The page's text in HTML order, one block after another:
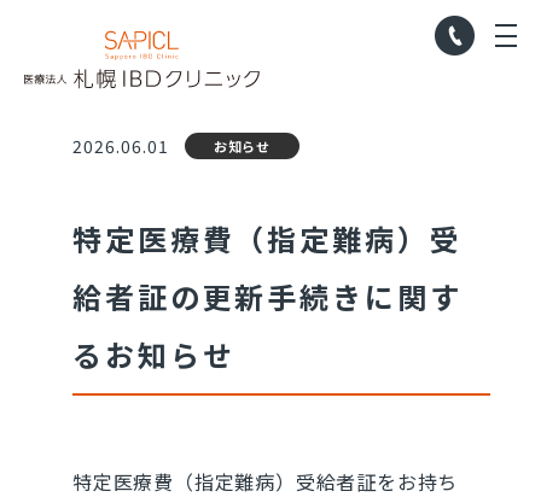
011-
の更新手続きに関するお知らせ
2026.06.01 お知らせ
特定医療費（指定難病）受
給者証の更新手続きに関す
るお知らせ
特定医療費（指定難病）受給者証をお持ち